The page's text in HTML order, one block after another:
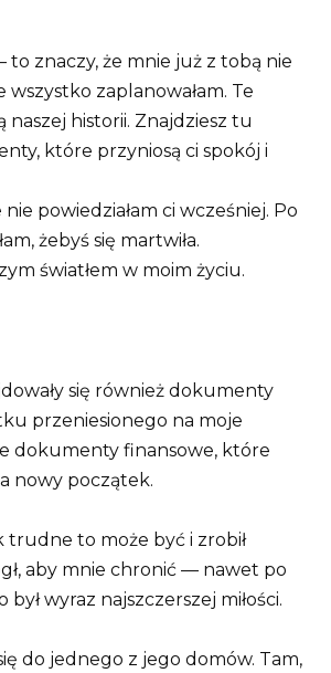
to znaczy, że mnie już z tobą nie
wszystko zaplanowałam. Te
naszej historii. Znajdziesz tu
które przyniosą ci spokój i
nie powiedziałam ci wcześniej. Po
żebyś się martwiła.
światłem w moim życiu.
się również dokumenty
przeniesionego na moje
dokumenty finansowe, które
nowy początek.
trudne to może być i zrobił
aby mnie chronić — nawet po
był wyraz najszczerszej miłości.
do jednego z jego domów. Tam,